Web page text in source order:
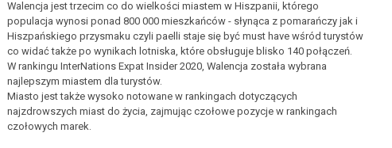
Walencja jest trzecim co do wielkości miastem w Hiszpanii, którego
populacja wynosi ponad 800 000 mieszkańców - słynąca z pomarańczy jak i
Hiszpańskiego przysmaku czyli paelli staje się być must have wśród turystów
co widać także po wynikach lotniska, które obsługuje blisko 140 połączeń.
W rankingu InterNations Expat Insider 2020, Walencja została wybrana
najlepszym miastem dla turystów.
Miasto jest także wysoko notowane w rankingach dotyczących
najzdrowszych miast do życia, zajmując czołowe pozycje w rankingach
czołowych marek.